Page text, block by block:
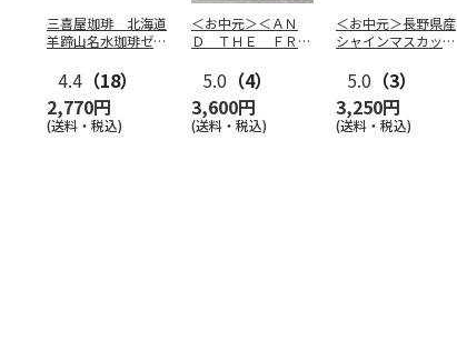
三喜屋珈琲 北海道
羊蹄山名水珈琲ゼリ
4.4 （18）
2,770円
(送料・税込)
＜お中元＞＜ＡＮ
Ｄ ＴＨＥ ＦＲＩ
ト５種
…
5.0 （4）
3,600円
(送料・税込)
＜お中元＞長野県産
シャインマスカット
5.0 （3）
3,250円
(送料・税込)